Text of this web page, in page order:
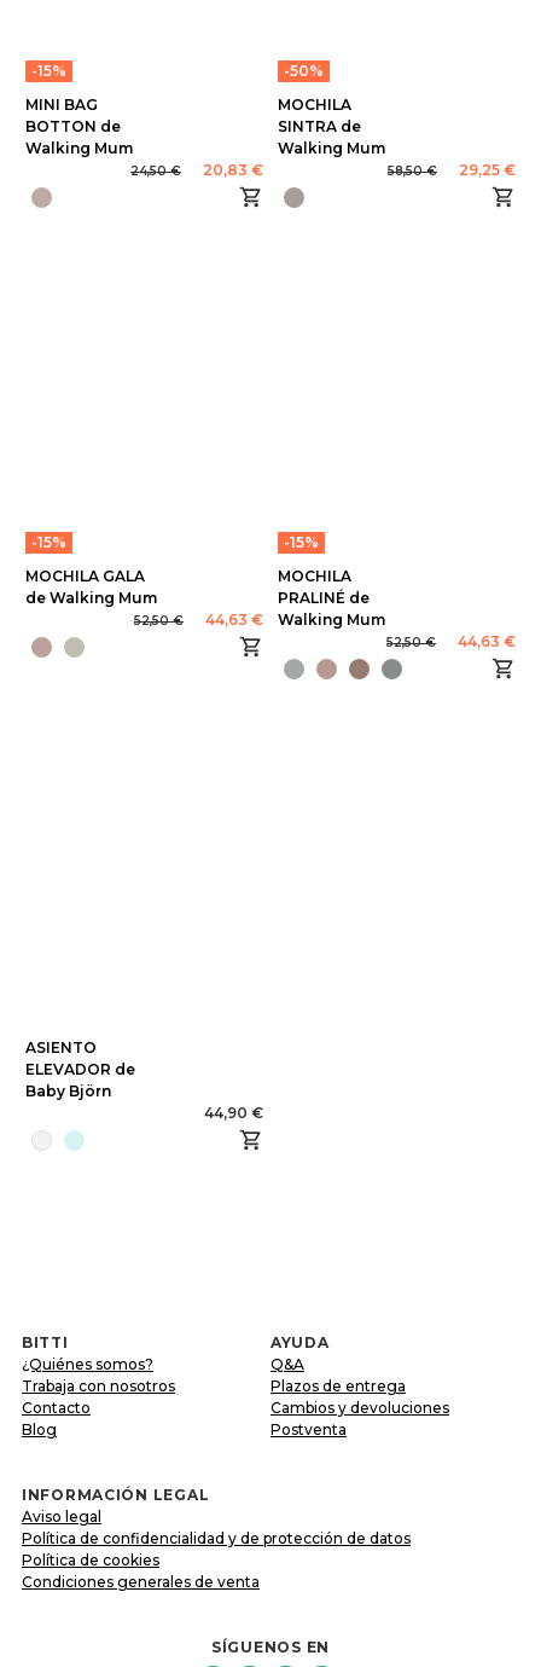
-15%
MINI BAG
BOTTON de
Walking Mum
24,50 € 20,83 €
-50%
MOCHILA
SINTRA de
Walking Mum
58,50 € 29,25 €
-15%
MOCHILA GALA
de Walking Mum
52,50 € 44,63 €
-15%
MOCHILA
PRALINÉ de
Walking Mum
52,50 € 44,63 €
ASIENTO
ELEVADOR de
Baby Björn
44,90 €
BITTI
¿Quiénes somos?
Trabaja con nosotros
Contacto
Blog
AYUDA
Q&A
Plazos de entrega
Cambios y devoluciones
Postventa
INFORMACIÓN LEGAL
Aviso legal
Política de confidencialidad y de protección de datos
Política de cookies
Condiciones generales de venta
SÍGUENOS EN